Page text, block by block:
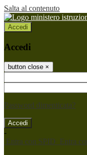
Salta al contenuto
Accedi
Accedi
button close ×
Password dimenticata?
-
Entra con SPID Entra